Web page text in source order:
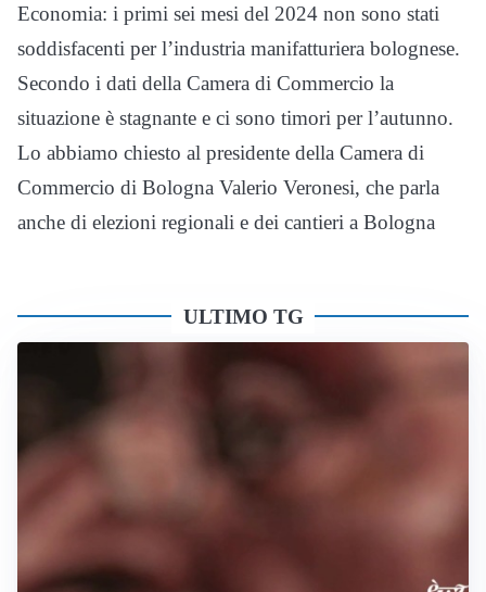
Economia: i primi sei mesi del 2024 non sono stati
soddisfacenti per l’industria manifatturiera bolognese.
Secondo i dati della Camera di Commercio la
situazione è stagnante e ci sono timori per l’autunno.
Lo abbiamo chiesto al presidente della Camera di
Commercio di Bologna Valerio Veronesi, che parla
anche di elezioni regionali e dei cantieri a Bologna
ULTIMO TG